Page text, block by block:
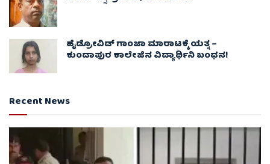
ಹೈಡ್ರೋವಿಡ್ ಗಾಂಜಾ ಮಾರಾಟಕ್ಕೆ ಯತ್ನ –
ಕುಂದಾಪುರ ಕಾಲೇಜಿನ ವಿದ್ಯಾರ್ಥಿನಿ ಬಂಧನ!
Recent News